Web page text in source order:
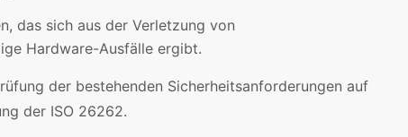
das sich aus der Verletzung von
Hardware-Ausfälle ergibt.
der bestehenden Sicherheitsanforderungen auf
der ISO 26262.